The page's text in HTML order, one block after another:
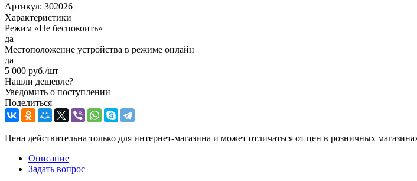
Артикул: 302026
Характеристики
Режим «Не беспокоить»
да
Местоположение устройства в режиме онлайн
да
5 000 руб./шт
Нашли дешевле?
Уведомить о поступлении
Поделиться
Цена действительна только для интернет-магазина и может отличаться от цен в розничных
Описание
Задать вопрос